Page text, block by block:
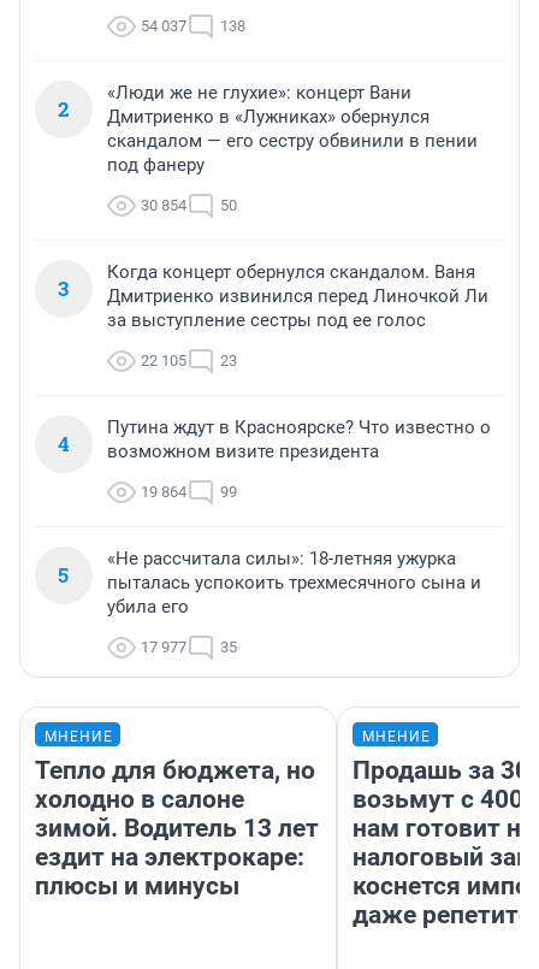
54 037 138
2
«Люди же не глухие»: концерт Вани
Дмитриенко в «Лужниках» обернулся
скандалом — его сестру обвинили в пении
под фанеру
30 854 50
3
Когда концерт обернулся скандалом. Ваня
Дмитриенко извинился перед Линочкой Ли
за выступление сестры под ее голос
22 105 23
4
Путина ждут в Красноярске? Что известно о
возможном визите президента
19 864 99
5
«Не рассчитала силы»: 18-летняя ужурка
пыталась успокоить трехмесячного сына и
убила его
17 977 35
МНЕНИЕ
Тепло для бюджета, но
холодно в салоне
зимой. Водитель 13 лет
ездит на электрокаре:
плюсы и минусы
МНЕНИЕ
Продашь за
возьмут с
нам готовит
налоговый
коснется
даже